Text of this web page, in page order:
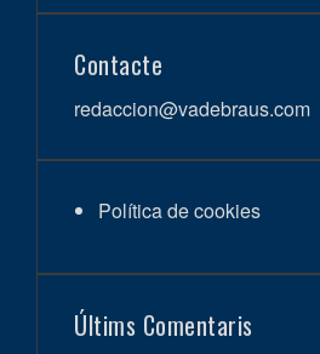
Contacte
redaccion@vadebraus.com
Política de cookies
Últims Comentaris